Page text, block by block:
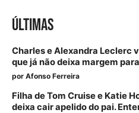
ÚLTIMAS
Charles e Alexandra Leclerc
que já não deixa margem
por Afonso Ferreira
Filha de Tom Cruise e Katie
deixa cair apelido do pai.